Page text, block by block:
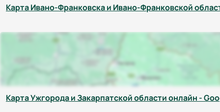
Карта Ивано-Франковска и Ивано-Франковской
Карта Ужгорода и Закарпатской области онлайн -